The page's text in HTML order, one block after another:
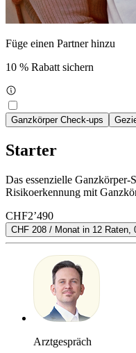
Füge einen Partner hinzu
10 % Rabatt sichern
Ganzkörper Check-ups
Starter
Das essenzielle Ganzkörper-
Risikoerkennung mit
CHF2’490
CHF 208 / Monat in 12 Raten,
Arztgespräch